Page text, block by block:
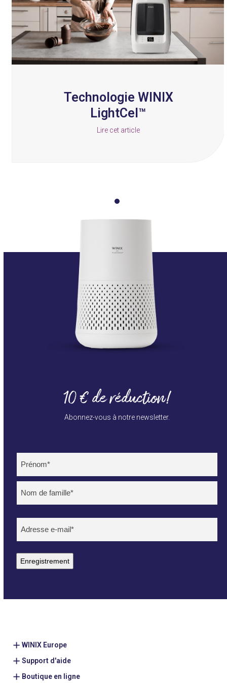
keys
access
the
carousel
Technologie WINIX
LightCel™
Lire cet article
10 € de réduction!
Abonnez-vous à notre newsletter.
mailadres(Nécessaire)
Enregistrement
WINIX Europe
Support d'aide
Boutique en ligne